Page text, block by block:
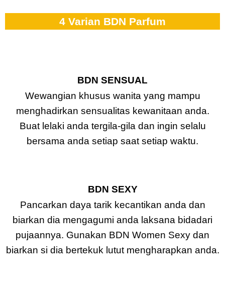
4 Varian BDN Parfum
BDN SENSUAL
Wewangian khusus wanita yang mampu
menghadirkan sensualitas kewanitaan anda.
Buat lelaki anda tergila-gila dan ingin selalu
bersama anda setiap saat setiap waktu.
BDN SEXY
Pancarkan daya tarik kecantikan anda dan
biarkan dia mengagumi anda laksana bidadari
pujaannya. Gunakan BDN Women Sexy dan
biarkan si dia bertekuk lutut mengharapkan anda.